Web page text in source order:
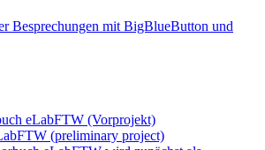
Besprechungen mit BigBlueButton und
eLabFTW (Vorprojekt)
(preliminary project)